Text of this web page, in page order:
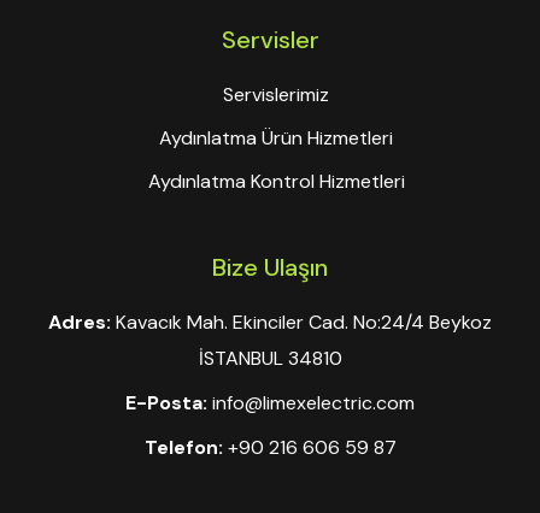
Servisler
Servislerimiz
Aydınlatma Ürün Hizmetleri
Aydınlatma Kontrol Hizmetleri
Bize Ulaşın
Adres: Kavacık Mah. Ekinciler Cad. No:24/4 Beykoz
İSTANBUL 34810
E-Posta: info@limexelectric.com
Telefon: +90 216 606 59 87